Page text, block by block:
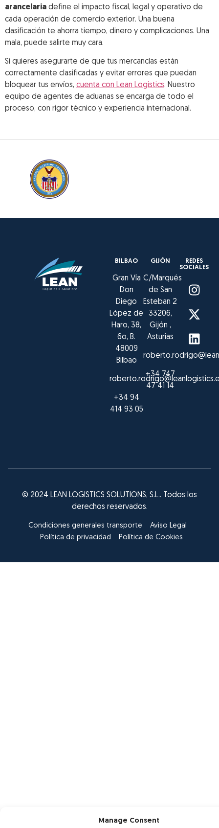
Manage Consent
arancelaria define el impacto fiscal, legal y operativo de
cada operación de comercio exterior. Una buena
clasificación te ahorra tiempo, dinero y complicaciones. Una
mala, puede salirte muy cara.
Si quieres asegurarte de que tus mercancías están
correctamente clasificadas y evitar errores que puedan
bloquear tus envíos, cuenta con Lean Logistics. Nuestro
equipo de agentes de aduanas se encarga de todo el
proceso, con rigor técnico y experiencia internacional.
BILBAO
Gran Vía
Don
Diego
López de
Haro, 38,
6o, B.
48009
Bilbao
+34 94
414 93 05
GIJÓN
C/Marqués
de San
Esteban 2
33206,
Gijón ,
Asturias
+34 747
47 41 14
REDES
SOCIALES
© 2024 LEAN LOGISTICS SOLUTIONS, S.L.. Todos los
derechos reservados.
Condiciones generales transporte
Aviso Legal
Política de privacidad
Política de Cookies